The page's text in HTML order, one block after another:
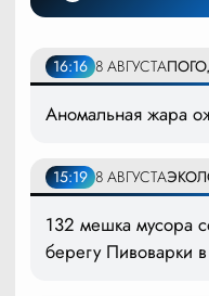
16:16 8 АВГУСТА
Аномальная жара
15:19 8 АВГУСТА
132 мешка мусора
берегу Пивоварки